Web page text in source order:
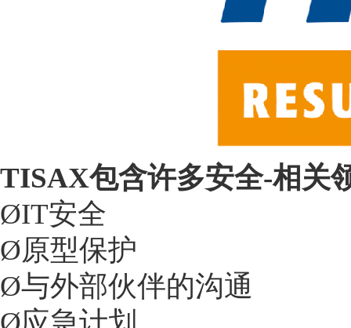
TISAX包含许多安全-相关
ØIT安全
Ø原型保护
Ø与外部伙伴的沟通